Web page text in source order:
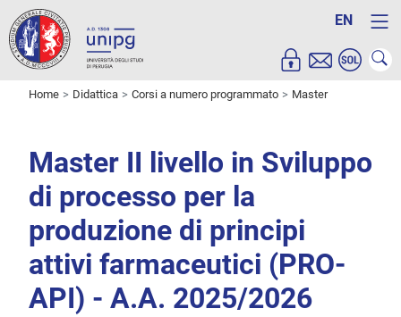
EN
Home Didattica Corsi a numero programmato Master
Master II livello in Sviluppo
di processo per la
produzione di principi
attivi farmaceutici (PRO-
API) - A.A. 2025/2026